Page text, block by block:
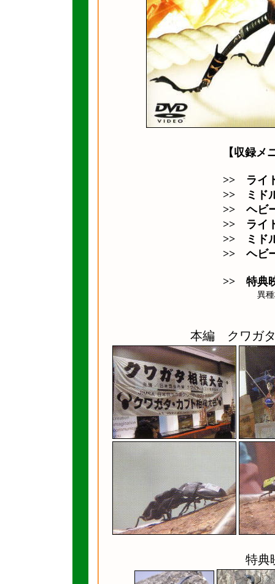
【収録メ
>> ライ
>> ミド
>> ヘビ
>> ライ
>> ミド
>> ヘビ
>> 特典
異種格
本編 クワガタ
特典